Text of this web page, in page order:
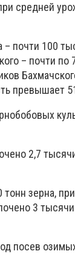
средней
почти 100
– почти по
превышает
2,7
зерна,
3
посев